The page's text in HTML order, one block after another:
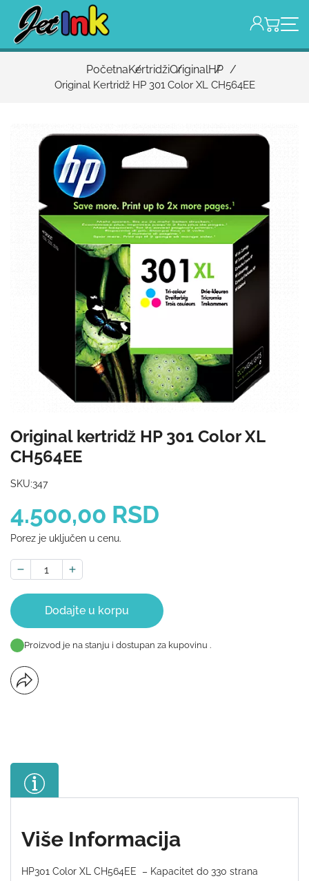
PočetnaKertridžiOriginalHP
Original Kertridž HP 301 Color XL CH564EE
Original kertridž HP 301 Color XL
CH564EE
SKU:347
4.500,00 RSD
Porez je uključen u cenu.
Dodajte u korpu
Proizvod je na stanju i dostupan za kupovinu .
Više Informacija
HP301 Color XL CH564EE – Kapacitet do 330 strana